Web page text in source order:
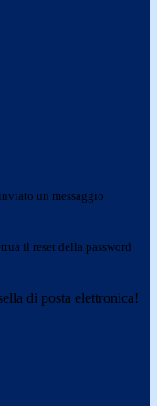
un messaggio
il reset della password
di posta elettronica!